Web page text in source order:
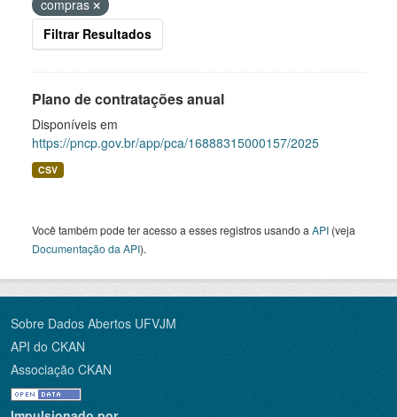
compras
Filtrar Resultados
Plano de contratações anual
Disponíveis em
https://pncp.gov.br/app/pca/16888315000157/2025
CSV
Você também pode ter acesso a esses registros usando a API (veja
Documentação da API).
Sobre Dados Abertos UFVJM
API do CKAN
Associação CKAN